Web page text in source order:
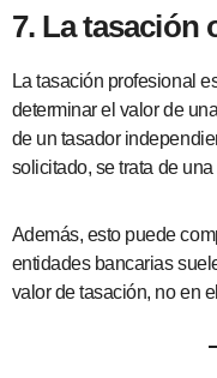
7. La tasación
La tasación profesional
determinar el valor de
de un tasador
solicitado, se trata de
Además, esto puede
entidades bancarias
valor de tasación, no en